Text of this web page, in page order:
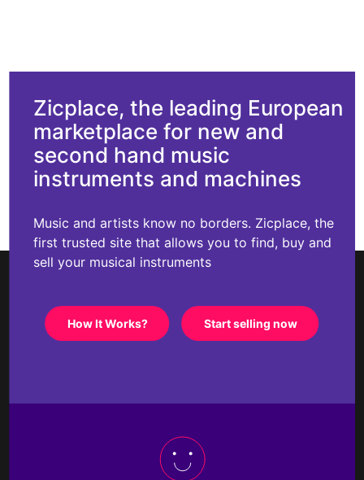
Zicplace, the leading European
marketplace for new and
second hand music
instruments and machines
Music and artists know no borders. Zicplace, the
first trusted site that allows you to find, buy and
sell your musical instruments
How It Works? Start selling now